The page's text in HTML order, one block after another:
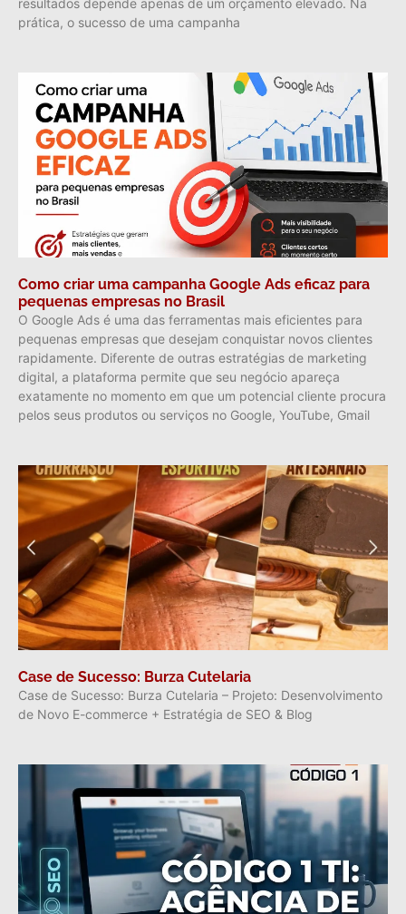
resultados depende apenas de um orçamento elevado. Na
prática, o sucesso de uma campanha
Como criar uma campanha Google Ads eficaz para
pequenas empresas no Brasil
O Google Ads é uma das ferramentas mais eficientes para
pequenas empresas que desejam conquistar novos clientes
rapidamente. Diferente de outras estratégias de marketing
digital, a plataforma permite que seu negócio apareça
exatamente no momento em que um potencial cliente procura
pelos seus produtos ou serviços no Google, YouTube, Gmail
Case de Sucesso: Burza Cutelaria
Case de Sucesso: Burza Cutelaria – Projeto: Desenvolvimento
de Novo E-commerce + Estratégia de SEO & Blog